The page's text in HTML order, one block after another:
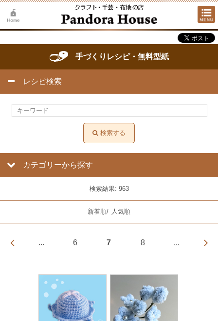
手づくりレシピ・無料型紙
レシピ検索
検索する
カテゴリーから探す
検索結果: 963
新着順/ 人気順
... 6 7 8 ...